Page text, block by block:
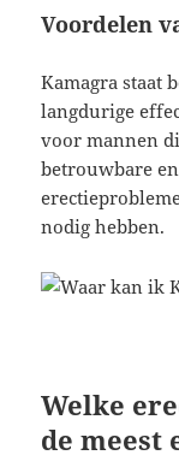
Voordelen
Kamagra staat
langdurige
voor mannen
betrouwbare
nodig hebben.
Welke
de meest